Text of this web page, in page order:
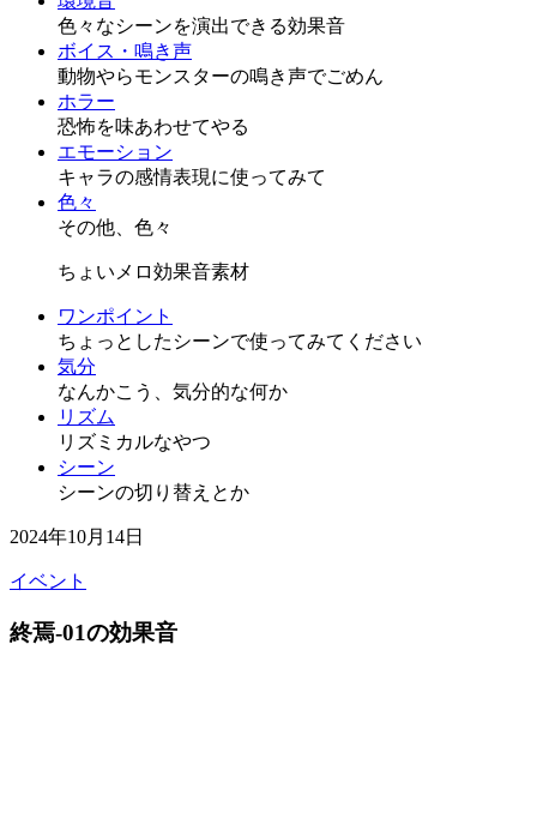
色々なシーンを演出できる効果音
ボイス・鳴き声
動物やらモンスターの鳴き声でごめん
ホラー
恐怖を味あわせてやる
エモーション
キャラの感情表現に使ってみて
色々
その他、色々
ちょいメロ効果音素材
ワンポイント
ちょっとしたシーンで使ってみてください
気分
なんかこう、気分的な何か
リズム
リズミカルなやつ
シーン
シーンの切り替えとか
2024年10月14日
イベント
終焉-01の効果音